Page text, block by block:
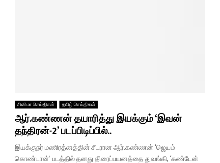
சினிமா செய்திகள் தமிழ் செய்திகள்
ஆர்.கண்ணன் தயாரித்து இயக்கும் ‘இவன்
தந்திரன்-2’ படப்பிடிப்பில்..
இயக்குநர் மணிரத்னத்தின் சீடரான ஆர்.கண்ணன் ‘ஜெயம்
கொண்டான்’ படத்தில் தனது திரைப்பயனத்தை துவங்கி, ‘கண்டேன்